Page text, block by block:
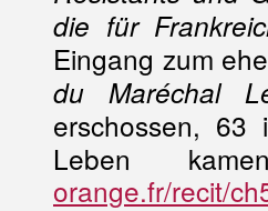
die für
Eingang zum
du Maréchal
erschossen,
Leben
orange.fr/recit/